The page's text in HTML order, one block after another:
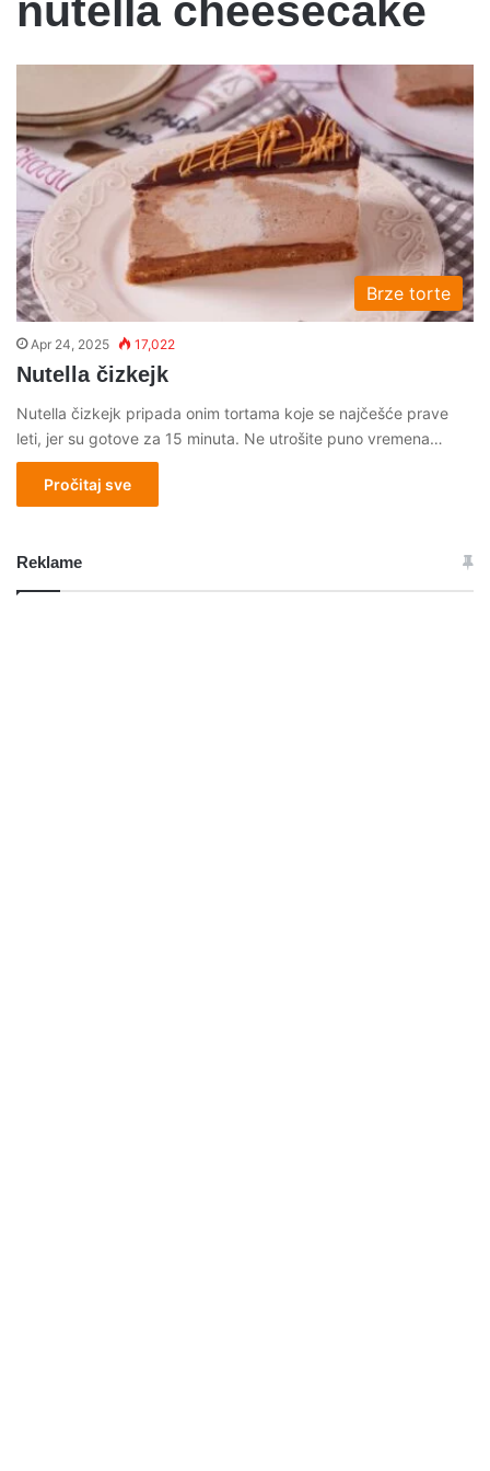
nutella cheesecake
Brze torte
Apr 24, 2025 17,022
Nutella čizkejk
Nutella čizkejk pripada onim tortama koje se najčešće prave
leti, jer su gotove za 15 minuta. Ne utrošite puno vremena…
Pročitaj sve
Reklame